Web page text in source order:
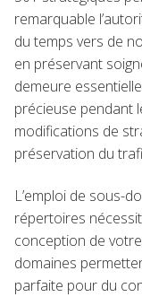
remarquable
du temps vers de
en préservant
demeure
précieuse pendant
modifications de
préservation du
L’emploi de sous-
répertoires
conception de
domaines
parfaite pour du